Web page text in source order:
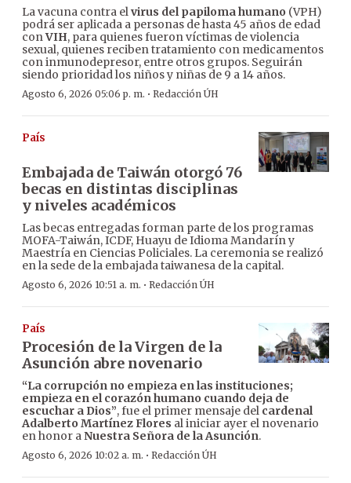
La vacuna contra elvirus del papiloma humano (VPH)
podrá ser aplicada a personas de hasta 45 años de edad
conVIH, para quienes fueron víctimas de violencia
sexual, quienes reciben tratamiento con medicamentos
con inmunodepresor, entre otros grupos. Seguirán
siendo prioridad los niños y niñas de 9 a 14 años.
Agosto 6, 2026 05:06 p. m. · Redacción ÚH
País
Embajada de Taiwán otorgó 76
becas en distintas disciplinas
y niveles académicos
Las becas entregadas forman parte de los programas
MOFA-Taiwán, ICDF, Huayu de Idioma Mandarín y
Maestría en Ciencias Policiales. La ceremonia se realizó
en la sede de la embajada taiwanesa de la capital.
Agosto 6, 2026 10:51 a. m. · Redacción ÚH
País
Procesión de la Virgen de la
Asunción abre novenario
“La corrupción no empieza en las instituciones;
empieza en el corazón humano cuando deja de
escuchar a Dios”, fue el primer mensaje del cardenal
Adalberto Martínez Flores al iniciar ayer el novenario
en honor aNuestra Señora de la Asunción.
Agosto 6, 2026 10:02 a. m. · Redacción ÚH